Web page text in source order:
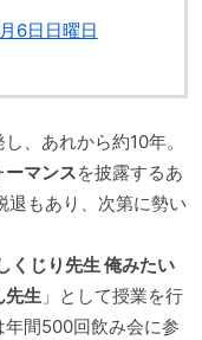
6日日曜日
、あれから約10年。
ーマンスを披露するあ
退もあり、次第に勢い
くじり先生 俺みたい
先生」として授業を行
間500回飲み会に参